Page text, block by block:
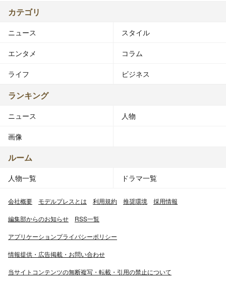
カテゴリ
ニュース スタイル
エンタメ コラム
ライフ ビジネス
ランキング
ニュース 人物
画像
ルーム
人物一覧 ドラマ一覧
会社概要 モデルプレスとは 利用規約 推奨環境 採用情報
編集部からのお知らせ RSS一覧
アプリケーションプライバシーポリシー
情報提供・広告掲載・お問い合わせ
当サイトコンテンツの無断複写・転載・引用の禁止について